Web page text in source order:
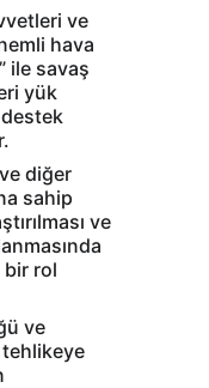
ve
hava
ile savaş
yük
diğer
sahip
ve
bir rol
ve
tehlikeye